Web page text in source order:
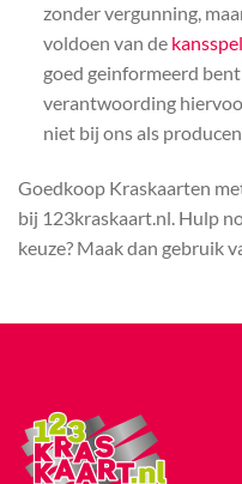
zonder vergunning,
voldoen van de
goed geinformeerd
verantwoording
niet bij ons als
Goedkoop Kraskaarten
bij 123kraskaart.nl. Hulp
keuze? Maak dan gebruik